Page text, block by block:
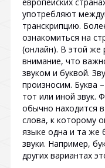
европейских
употребляют
транскрипцию.
ознакомиться на
(онлайн). В этой же
внимание, что
звуком и буквой.
произносим. Буква
тот или иной звук.
обычно находится
слова, к которому
языке одна и та же
звуки. Например,
других вариантах